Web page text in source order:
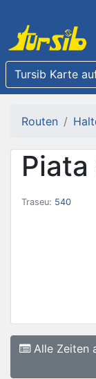
Tursib Karte
Routen
Traseu: 540
Alle Zeiten